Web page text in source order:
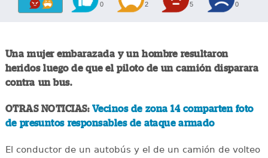
0 2 5 0
Una mujer embarazada y un hombre resultaron
heridos luego de que el piloto de un camión disparara
contra un bus.
OTRAS NOTICIAS: Vecinos de zona 14 comparten foto
de presuntos responsables de ataque armado
El conductor de un autobús y el de un camión de volteo